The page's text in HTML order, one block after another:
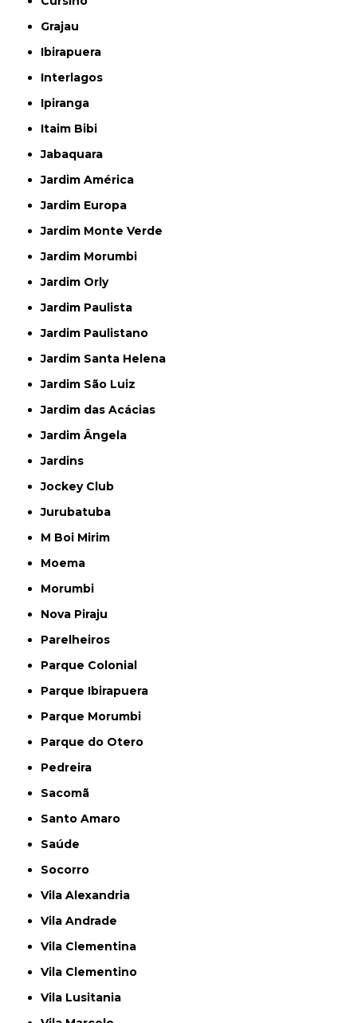
Grajau
Ibirapuera
Interlagos
Ipiranga
Itaim Bibi
Jabaquara
Jardim América
Jardim Europa
Jardim Monte Verde
Jardim Morumbi
Jardim Orly
Jardim Paulista
Jardim Paulistano
Jardim Santa Helena
Jardim São Luiz
Jardim das Acácias
Jardim Ângela
Jardins
Jockey Club
Jurubatuba
M Boi Mirim
Moema
Morumbi
Nova Piraju
Parelheiros
Parque Colonial
Parque Ibirapuera
Parque Morumbi
Parque do Otero
Pedreira
Sacomã
Santo Amaro
Saúde
Socorro
Vila Alexandria
Vila Andrade
Vila Clementina
Vila Clementino
Vila Lusitania